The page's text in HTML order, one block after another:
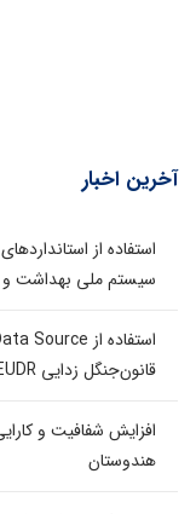
آخرین اخبار
سیستم ملی بهداشت و
قانون‌جنگل زدایی EUDR
افزایش شفافیت و
هندوستان